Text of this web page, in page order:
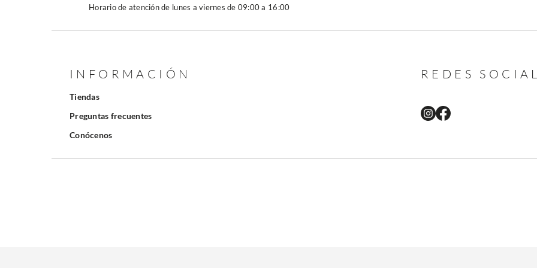
Horario de atención de lunes a viernes de 09:00 a 16:00
INFORMACIÓN
Tiendas
Preguntas frecuentes
Conócenos
REDES